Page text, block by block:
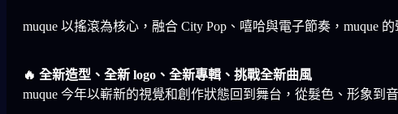
muque 以搖滾為核心，融合 City Pop、嘻哈與電子節奏，muque
🔥 全新造型、全新 logo、全新專輯、挑戰全新曲風
muque 今年以嶄新的視覺和創作狀態回到舞台，從髮色、形象到